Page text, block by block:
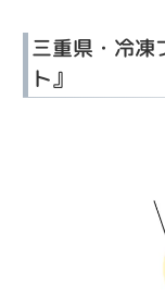
三重県・冷凍
ト』